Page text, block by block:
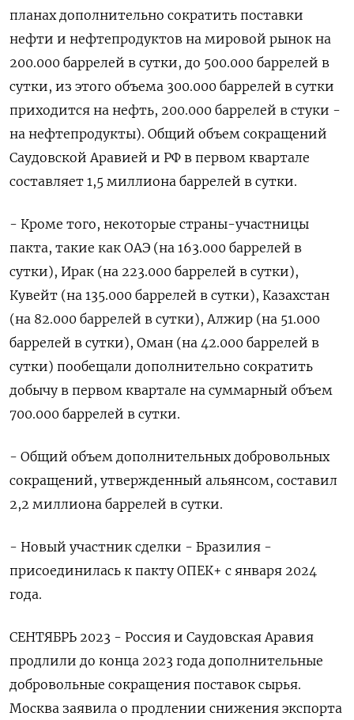
планах дополнительно сократить поставки
нефти и нефтепродуктов на мировой рынок на
200.000 баррелей в сутки, до 500.000 баррелей в
сутки, из этого объема 300.000 баррелей в сутки
приходится на нефть, 200.000 баррелей в стуки -
на нефтепродукты). Общий объем сокращений
Саудовской Аравией и РФ в первом квартале
составляет 1,5 миллиона баррелей в сутки.
- Кроме того, некоторые страны-участницы
пакта, такие как ОАЭ (на 163.000 баррелей в
сутки), Ирак (на 223.000 баррелей в сутки),
Кувейт (на 135.000 баррелей в сутки), Казахстан
(на 82.000 баррелей в сутки), Алжир (на 51.000
баррелей в сутки), Оман (на 42.000 баррелей в
сутки) пообещали дополнительно сократить
добычу в первом квартале на суммарный объем
700.000 баррелей в сутки.
- Общий объем дополнительных добровольных
сокращений, утвержденный альянсом, составил
2,2 миллиона баррелей в сутки.
- Новый участник сделки - Бразилия -
присоединилась к пакту ОПЕК+ с января 2024
года.
СЕНТЯБРЬ 2023 - Россия и Саудовская Аравия
продлили до конца 2023 года дополнительные
добровольные сокращения поставок сырья. ​
Москва заявила о продлении снижения экспорта